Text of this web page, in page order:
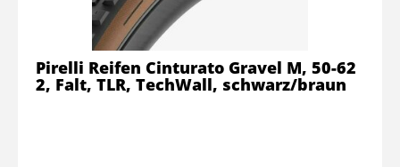
Pirelli Reifen Cinturato Gravel M, 50-62
2, Falt, TLR, TechWall, schwarz/braun